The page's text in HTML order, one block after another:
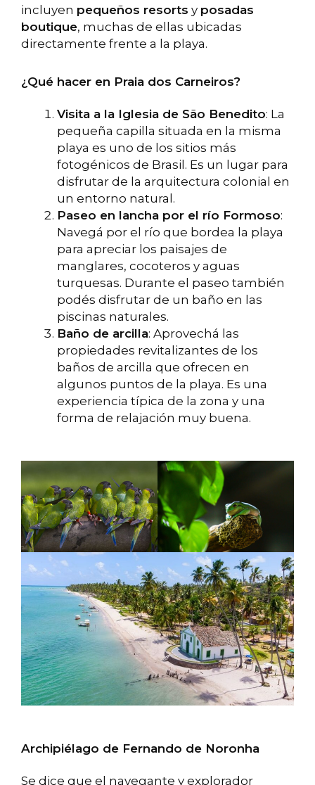
incluyen pequeños resorts y posadas
boutique, muchas de ellas ubicadas
directamente frente a la playa.
¿Qué hacer en Praia dos Carneiros?
Visita a la Iglesia de São Benedito: La
pequeña capilla situada en la misma
playa es uno de los sitios más
fotogénicos de Brasil. Es un lugar para
disfrutar de la arquitectura colonial en
un entorno natural.
Paseo en lancha por el río Formoso:
Navegá por el río que bordea la playa
para apreciar los paisajes de
manglares, cocoteros y aguas
turquesas. Durante el paseo también
podés disfrutar de un baño en las
piscinas naturales.
Baño de arcilla: Aprovechá las
propiedades revitalizantes de los
baños de arcilla que ofrecen en
algunos puntos de la playa. Es una
experiencia típica de la zona y una
forma de relajación muy buena.
Archipiélago de Fernando de Noronha
Se dice que el navegante y explorador